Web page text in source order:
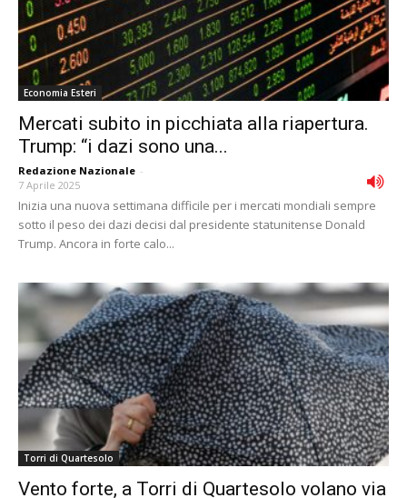
Economia Esteri
Mercati subito in picchiata alla riapertura.
Trump: “i dazi sono una...
Redazione Nazionale -
7 Aprile 2025
Inizia una nuova settimana difficile per i mercati mondiali sempre
sotto il peso dei dazi decisi dal presidente statunitense Donald
Trump. Ancora in forte calo...
Torri di Quartesolo
Vento forte, a Torri di Quartesolo volano via